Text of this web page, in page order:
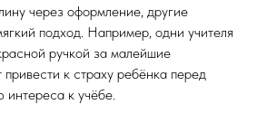
через оформление, другие
подход. Например, одни учителя
ручкой за малейшие
к страху ребёнка перед
к учёбе.